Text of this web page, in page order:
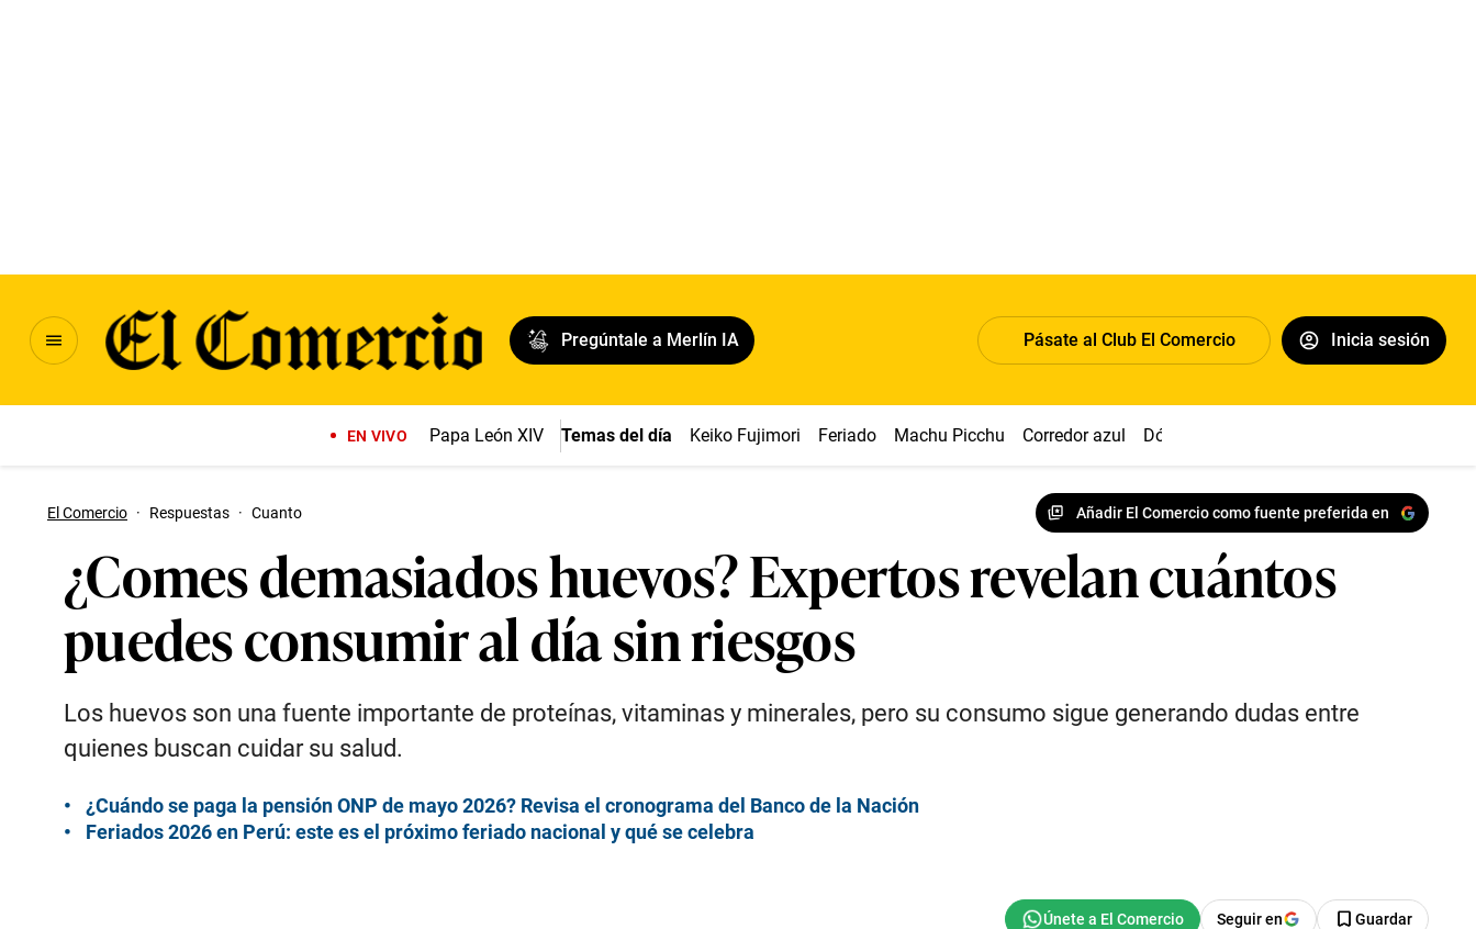
Pregúntale a Merlín IA Pásate al Club El Comercio Inicia sesión
EN VIVO Papa León XIV Temas del día Keiko Fujimori Feriado Machu Picchu Corredor azul Dólar
El Comercio · Respuestas · Cuanto Añadir El Comercio como fuente preferida en
¿Comes demasiados huevos? Expertos revelan cuántos
puedes consumir al día sin riesgos
Los huevos son una fuente importante de proteínas, vitaminas y minerales, pero su consumo sigue generando dudas entre
quienes buscan cuidar su salud.
¿Cuándo se paga la pensión ONP de mayo 2026? Revisa el cronograma del Banco de la Nación
Feriados 2026 en Perú: este es el próximo feriado nacional y qué se celebra
Seguir en Guardar